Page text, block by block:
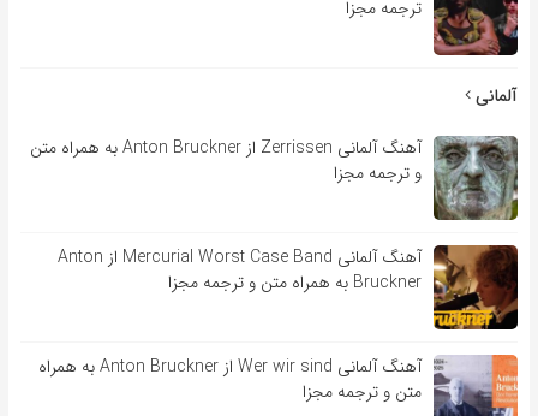
ترجمه مجزا
آلمانی
آهنگ آلمانی Zerrissen از Anton Bruckner به همراه متن
و ترجمه مجزا
آهنگ آلمانی Mercurial Worst Case Band از Anton
Bruckner به همراه متن و ترجمه مجزا
آهنگ آلمانی Wer wir sind از Anton Bruckner به همراه
متن و ترجمه مجزا